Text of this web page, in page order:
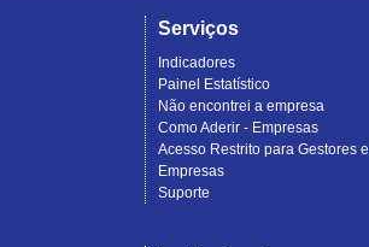
Serviços
Indicadores
Painel Estatístico
Não encontrei a empresa
Como Aderir - Empresas
Acesso Restrito para Gestores e
Empresas
Suporte